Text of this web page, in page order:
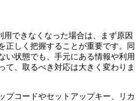
用できなくなった場合は、まず原因
正しく把握することが重要です。同
い状態でも、手元にある情報や利用
て、取るべき対応は大きく変わりま
プコードやセットアップキー、リカ